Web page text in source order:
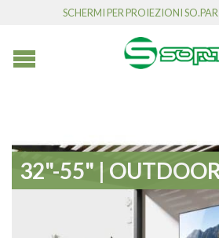
SCHERMI PER PROIEZIONI
32"-55" |